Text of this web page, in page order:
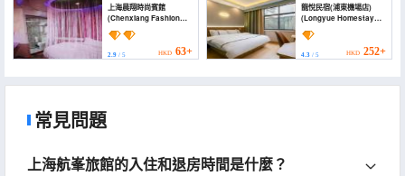
上海晨翔時尚賓館
(Chenxiang Fashion
Hostel)
2.9 / 5 HKD 63+
龍悅民宿(浦東機場店)
(Longyue Homestay
(Pudong Airport
Branch))
4.3/ 5 HKD 252+
常見問題
上海航峯旅館的入住和退房時間是什麼？